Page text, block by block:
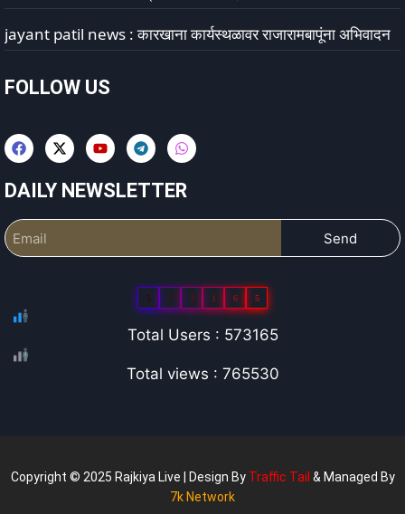
jayant patil news : कारखाना कार्यस्थळावर राजारामबापूंना अभिवादन
FOLLOW US
DAILY NEWSLETTER
Send
5 7 3 1 6 5
Total Users : 573165
Total views : 765530
Copyright © 2025 Rajkiya Live | Design By Traffic Tail & Managed By
7k Network